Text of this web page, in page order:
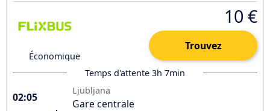
Économique
10 €
Trouvez
Temps d'attente 3h 7min
02:05
Ljubljana
Gare centrale